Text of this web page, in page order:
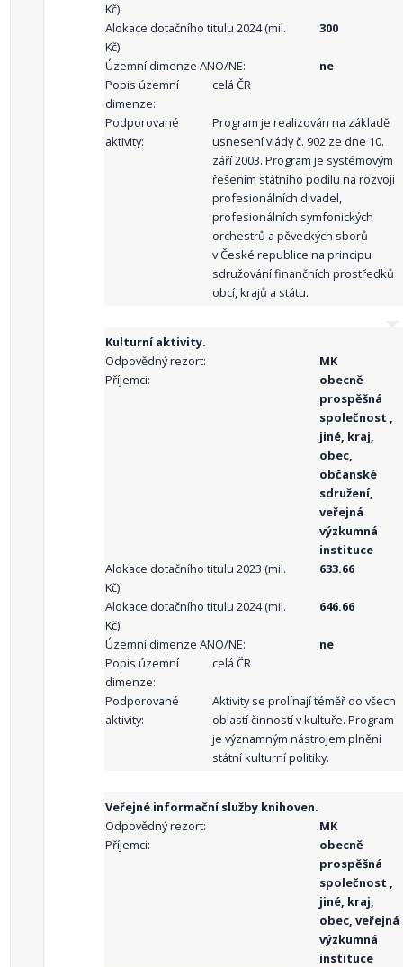
Kč):
Alokace dotačního titulu 2024 (mil.
Kč):
300
Územní dimenze ANO/NE:
ne
Popis územní
dimenze:
celá ČR
Podporované
aktivity:
Program je realizován na základě
usnesení vlády č. 902 ze dne 10.
září 2003. Program je systémovým
řešením státního podílu na rozvoji
profesionálních divadel,
profesionálních symfonických
orchestrů a pěveckých sborů
v České republice na principu
sdružování finančních prostředků
obcí, krajů a státu.
Kulturní aktivity.
Odpovědný rezort:
MK
Příjemci:
obecně
prospěšná
společnost ,
jiné, kraj,
obec,
občanské
sdružení,
veřejná
výzkumná
instituce
Alokace dotačního titulu 2023 (mil.
Kč):
633.66
Alokace dotačního titulu 2024 (mil.
Kč):
646.66
Územní dimenze ANO/NE:
ne
Popis územní
dimenze:
celá ČR
Podporované
aktivity:
Aktivity se prolínají téměř do všech
oblastí činností v kultuře. Program
je významným nástrojem plnění
státní kulturní politiky.
Veřejné informační služby knihoven.
Odpovědný rezort:
MK
Příjemci:
obecně
prospěšná
společnost ,
jiné, kraj,
obec, veřejná
výzkumná
instituce